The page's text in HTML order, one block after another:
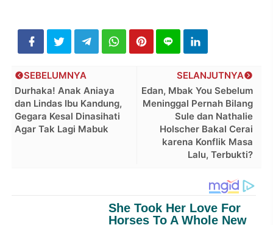
SELANJUTNYA
Edan, Mbak You Sebelum
Meninggal Pernah Bilang
Sule dan Nathalie
Holscher Bakal Cerai
karena Konflik Masa
Lalu, Terbukti?
SEBELUMNYA
Durhaka! Anak Aniaya
dan Lindas Ibu Kandung,
Gegara Kesal Dinasihati
Agar Tak Lagi Mabuk